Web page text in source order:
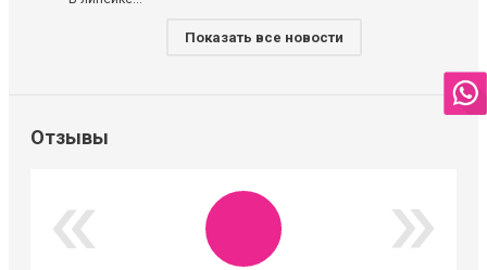
Показать все новости
Отзывы